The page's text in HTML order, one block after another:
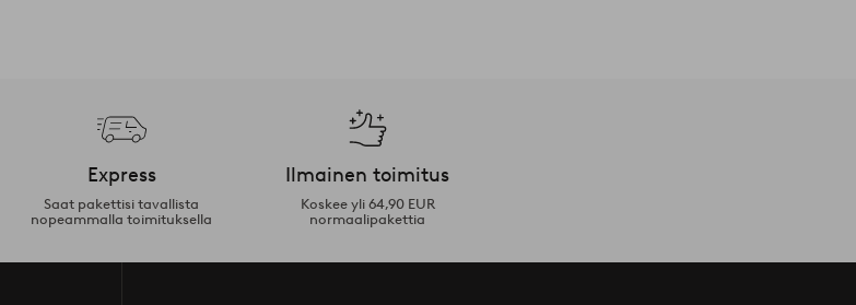
Express
Saat pakettisi tavallista
nopeammalla toimituksella
Ilmainen toimitus
Koskee yli 64,90 EUR
normaalipakettia